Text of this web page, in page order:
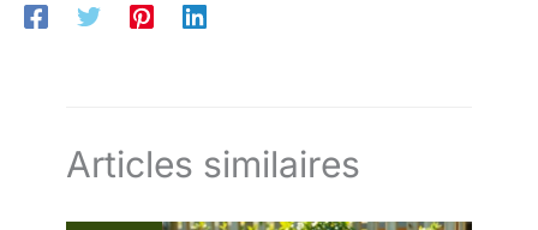
Articles similaires